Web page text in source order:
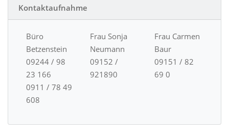
Kontaktaufnahme
Büro
Betzenstein
09244 / 98
23 166
0911 / 78 49
608
Frau Sonja
Neumann
09152 /
921890
Frau Carmen
Baur
09151 / 82
69 0